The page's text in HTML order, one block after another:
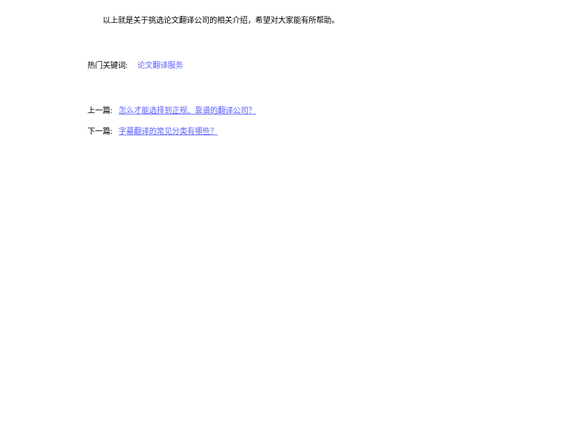
以上就是关于挑选论文翻译公司的相关介绍，希望对大家能有所帮助。
热门关键词: 论文翻译服务
上一篇: 怎么才能选择到正规、靠谱的翻译公司？
下一篇: 字幕翻译的常见分类有哪些？